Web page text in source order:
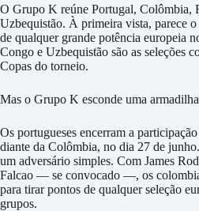
O Grupo K reúne Portugal, Colômbia,
Uzbequistão. À primeira vista, parece
de qualquer grande potência europeia
Congo e Uzbequistão são as seleções
Copas do torneio.
Mas o Grupo K esconde uma
Os portugueses encerram a
diante da Colômbia, no dia 27 de
um adversário simples. Com James
Falcao — se convocado —, os
para tirar pontos de qualquer seleção
grupos.